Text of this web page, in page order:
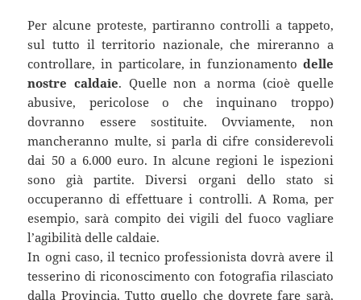
Per alcune proteste, partiranno controlli a tappeto,
sul tutto il territorio nazionale, che mireranno a
controllare, in particolare, in funzionamento delle
nostre caldaie. Quelle non a norma (cioè quelle
abusive, pericolose o che inquinano troppo)
dovranno essere sostituite. Ovviamente, non
mancheranno multe, si parla di cifre considerevoli
dai 50 a 6.000 euro. In alcune regioni le ispezioni
sono già partite. Diversi organi dello stato si
occuperanno di effettuare i controlli. A Roma, per
esempio, sarà compito dei vigili del fuoco vagliare
l’agibilità delle caldaie.
In ogni caso, il tecnico professionista dovrà avere il
tesserino di riconoscimento con fotografia rilasciato
dalla Provincia. Tutto quello che dovrete fare sarà,